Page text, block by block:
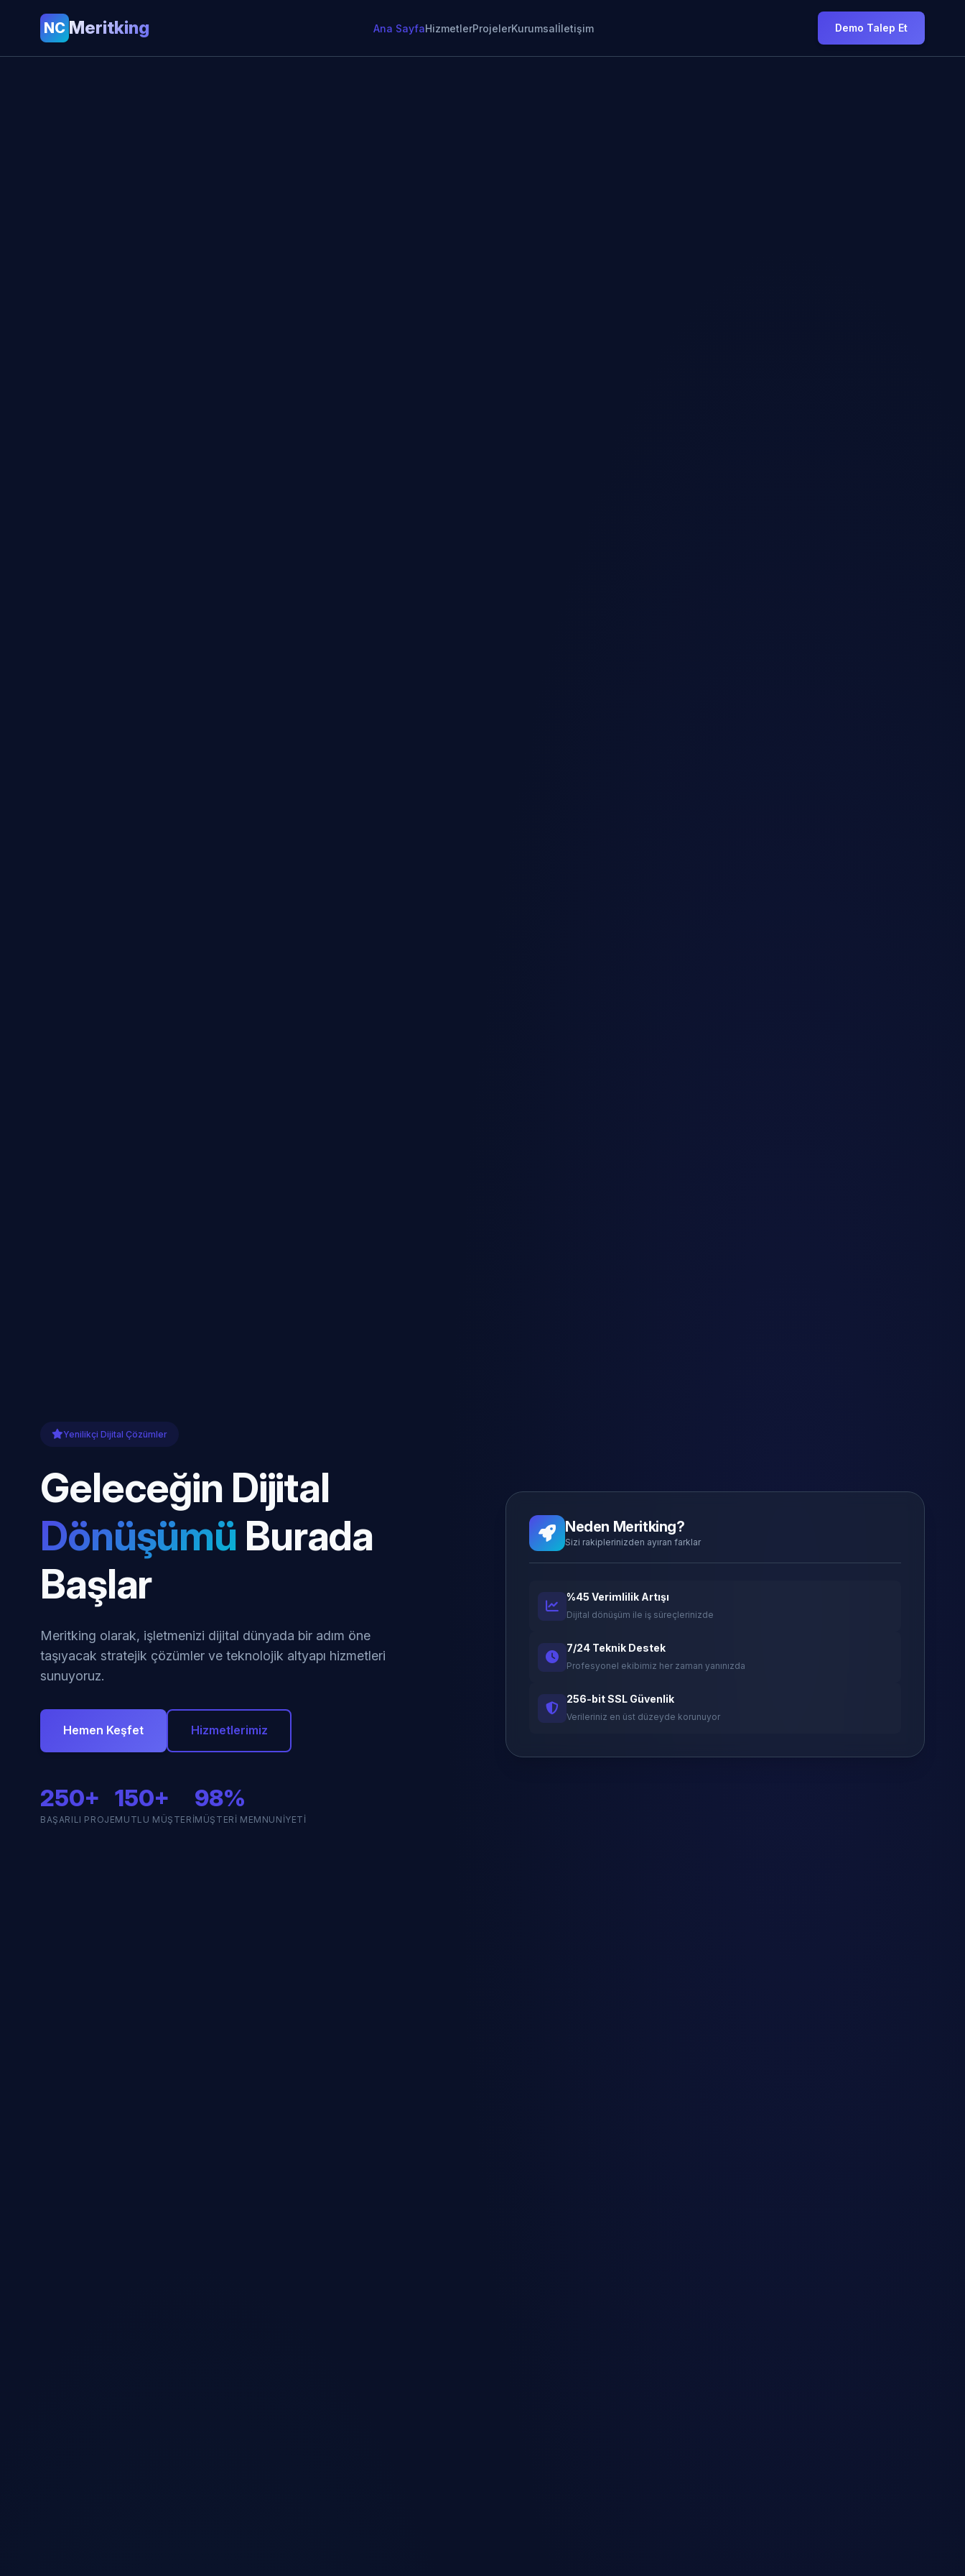
NC Meritking Ana SayfaHizmetlerProjelerKurumsalİletişim Demo Talep Et
Yenilikçi Dijital Çözümler
Geleceğin Dijital
Dönüşümü Burada
Başlar
Meritking olarak, işletmenizi dijital dünyada bir adım öne
taşıyacak stratejik çözümler ve teknolojik altyapı hizmetleri
sunuyoruz.
Hemen Keşfet Hizmetlerimiz
250+
BAŞARILI PROJE
150+
MUTLU MÜŞTERI
98%
MÜŞTERI MEMNUNIYETI
Neden Meritking?
Sizi rakiplerinizden ayıran farklar
%45 Verimlilik Artışı
Dijital dönüşüm ile iş süreçlerinizde
7/24 Teknik Destek
Profesyonel ekibimiz her zaman yanınızda
256-bit SSL Güvenlik
Verileriniz en üst düzeyde korunuyor